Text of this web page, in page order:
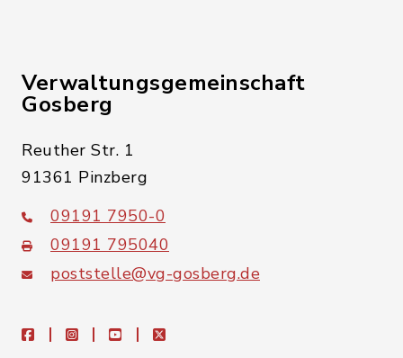
Verwaltungsgemeinschaft
Gosberg
Reuther Str. 1
91361 Pinzberg
09191 7950-0
09191 795040
poststelle@vg-gosberg.de
facebookinstagramyoutubeX